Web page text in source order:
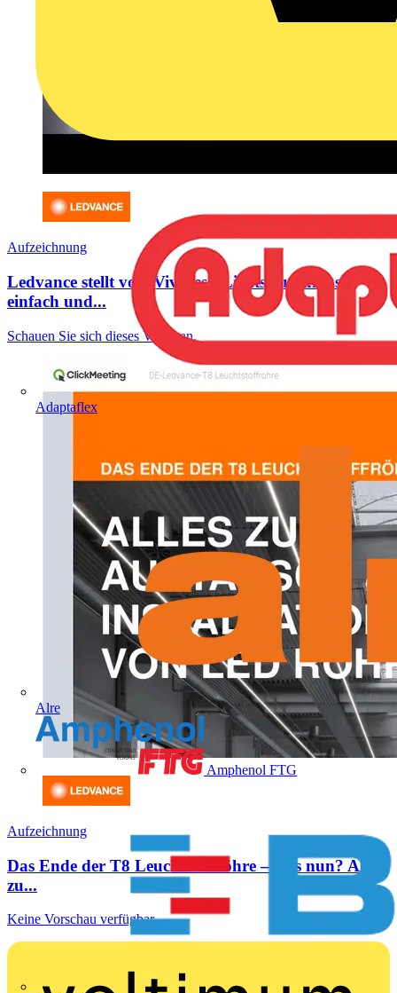
Adaptaflex
Alre
Amphenol FTG
Aufzeichnung
Ledvance stellt vor: Vivares - Lichtsteuerung so
einfach und...
Schauen Sie sich dieses Video an.
Aufzeichnung
Das Ende der T8 Leuchtstoffröhre – was nun? Alles
zu...
Keine Vorschau verfügbar.